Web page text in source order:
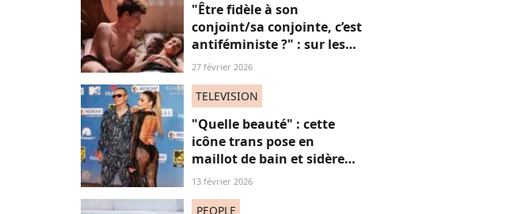
"Être fidèle à son
conjoint/sa conjointe, c’est
antiféministe ?" : sur les
réseaux sociaux, cette
27 février 2026
TELEVISION
"Quelle beauté" : cette
icône trans pose en
maillot de bain et sidère
ses fans, une ode intime
13 février 2026
PEOPLE